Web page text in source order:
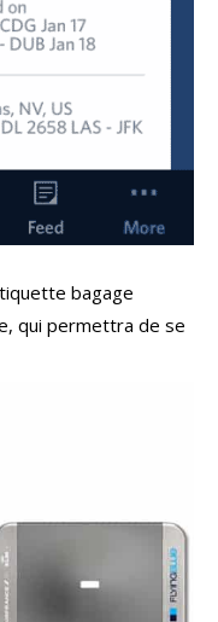
bagage
qui permettra de se